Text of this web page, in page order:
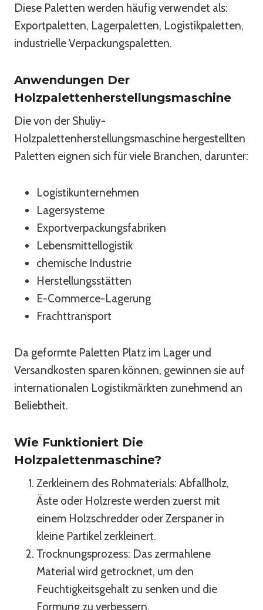
Diese Paletten werden häufig verwendet als:
Exportpaletten, Lagerpaletten, Logistikpaletten,
industrielle Verpackungspaletten.
Anwendungen Der
Holzpalettenherstellungsmaschine
Die von der Shuliy-
Holzpalettenherstellungsmaschine hergestellten
Paletten eignen sich für viele Branchen, darunter:
Logistikunternehmen
Lagersysteme
Exportverpackungsfabriken
Lebensmittellogistik
chemische Industrie
Herstellungsstätten
E-Commerce-Lagerung
Frachttransport
Da geformte Paletten Platz im Lager und
Versandkosten sparen können, gewinnen sie auf
internationalen Logistikmärkten zunehmend an
Beliebtheit.
Wie Funktioniert Die
Holzpalettenmaschine?
Zerkleinern des Rohmaterials: Abfallholz,
Äste oder Holzreste werden zuerst mit
einem Holzschredder oder Zerspaner in
kleine Partikel zerkleinert.
Trocknungsprozess: Das zermahlene
Material wird getrocknet, um den
Feuchtigkeitsgehalt zu senken und die
Formung zu verbessern.